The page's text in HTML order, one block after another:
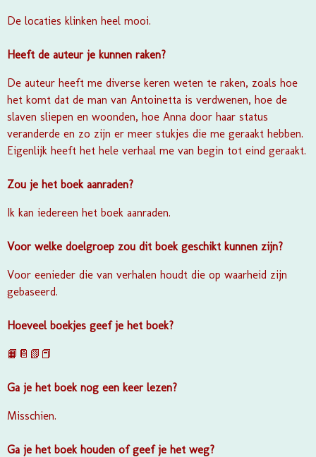
De locaties klinken heel mooi.
Heeft de auteur je kunnen raken?
De auteur heeft me diverse keren weten te raken, zoals hoe
het komt dat de man van Antoinetta is verdwenen, hoe de
slaven sliepen en woonden, hoe Anna door haar status
veranderde en zo zijn er meer stukjes die me geraakt hebben.
Eigenlijk heeft het hele verhaal me van begin tot eind geraakt.
Zou je het boek aanraden?
Ik kan iedereen het boek aanraden.
Voor welke doelgroep zou dit boek geschikt kunnen zijn?
Voor eenieder die van verhalen houdt die op waarheid zijn
gebaseerd.
Hoeveel boekjes geef je het boek?
📙📔📗📕
Ga je het boek nog een keer lezen?
Misschien.
Ga je het boek houden of geef je het weg?